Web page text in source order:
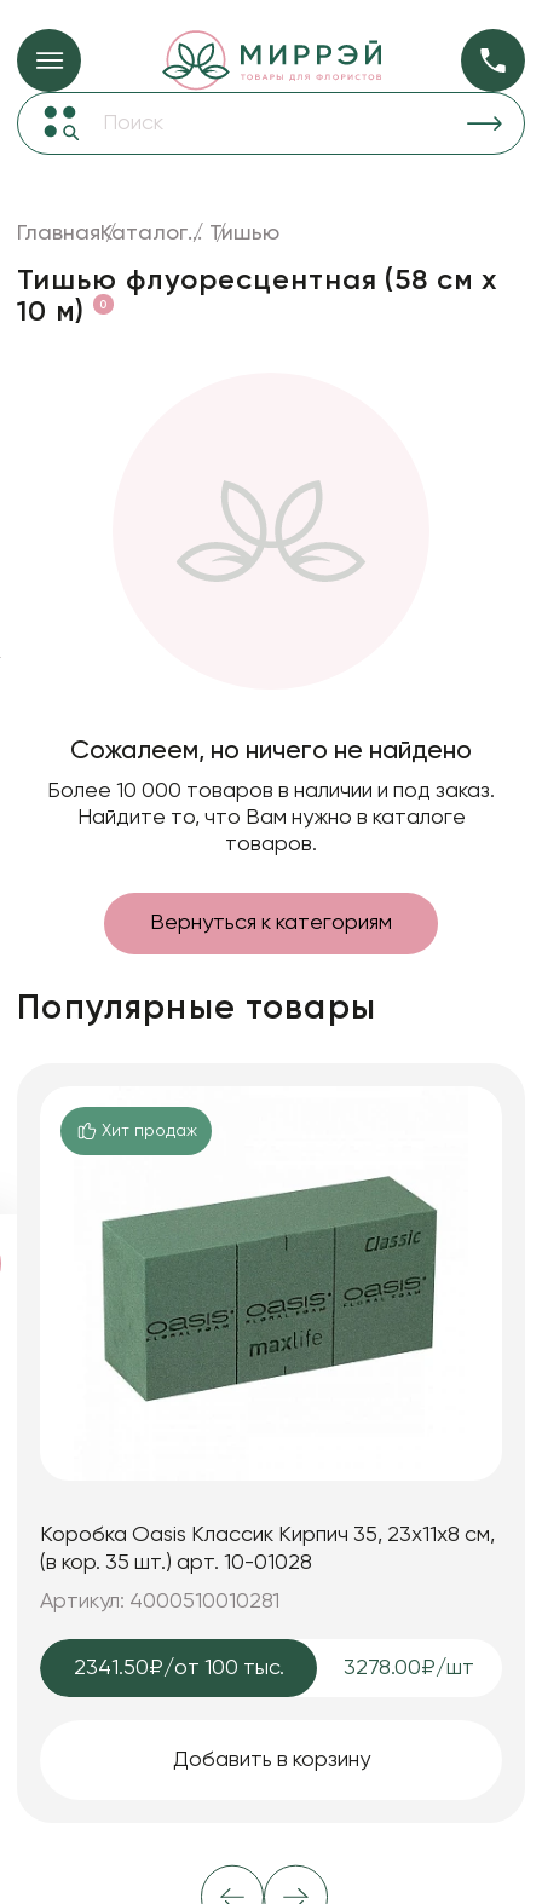
Упаковка для цветов и подарков Упаковка для
Пленка
Декор для дома
ГлавнаяКаталог... Тишью
Тишью флуоресцентная (58 см х
10 м) 0
Сожалеем, но ничего не найдено
Более 10 000 товаров в наличии и под заказ.
Найдите то, что Вам нужно в каталоге
товаров.
Вернуться к категориям
Популярные товары
Хит продаж
Коробка Oasis Классик Кирпич 35, 23x11x8 см,
(в кор. 35 шт.) арт. 10-01028
Артикул: 4000510010281
2341.50₽/от 100 тыс. 3278.00₽/шт
Добавить в корзину